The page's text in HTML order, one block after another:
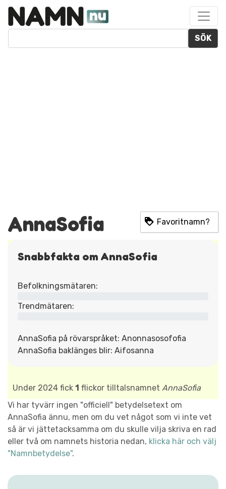
SÖK
AnnaSofia Favoritnamn?
Snabbfakta om AnnaSofia
Befolkningsmätaren:
Trendmätaren:
AnnaSofia på rövarspråket: Anonnasosofofia
AnnaSofia baklänges blir: Aifosanna
Under 2024 fick 1 flickor tilltalsnamnet AnnaSofia
Vi har tyvärr ingen "officiell" betydelsetext om
AnnaSofia ännu, men om du vet något som vi inte vet
så är vi jättetacksamma om du skulle vilja skriva en rad
eller två om namnets historia nedan, klicka här och välj
"Namnbetydelse".